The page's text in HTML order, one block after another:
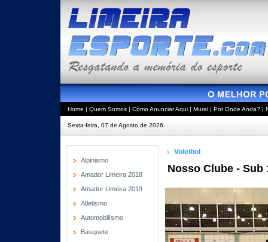
Home | Quem Somos | Como Anunciar Aqui | Mural | Por Onde Anda? |
Sexta-feira, 07 de Agosto de 2026
Alpinismo
Amador Limeira 2018
Amador Limeira 2019
Atletismo
Automobilísmo
Basquete
Voleibol
Nosso Clube - Sub